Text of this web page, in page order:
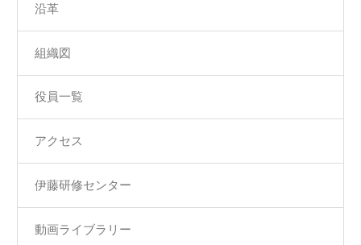
沿革
組織図
役員一覧
アクセス
伊藤研修センター
動画ライブラリー